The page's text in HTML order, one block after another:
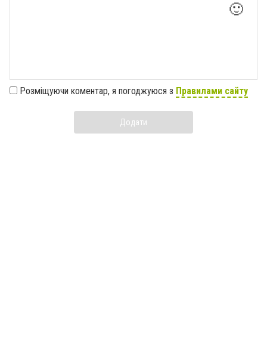
🙂
Розміщуючи коментар, я погоджуюся з Правилами сайту
Додати